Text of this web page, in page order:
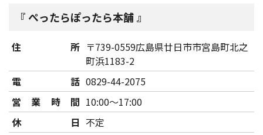
ぺったらぽったら本舗
住所 〒739-0559広島県廿日市市宮島町北之
町浜1183-2
電話 0829-44-2075
営業時間 10:00～17:00
休日 不定